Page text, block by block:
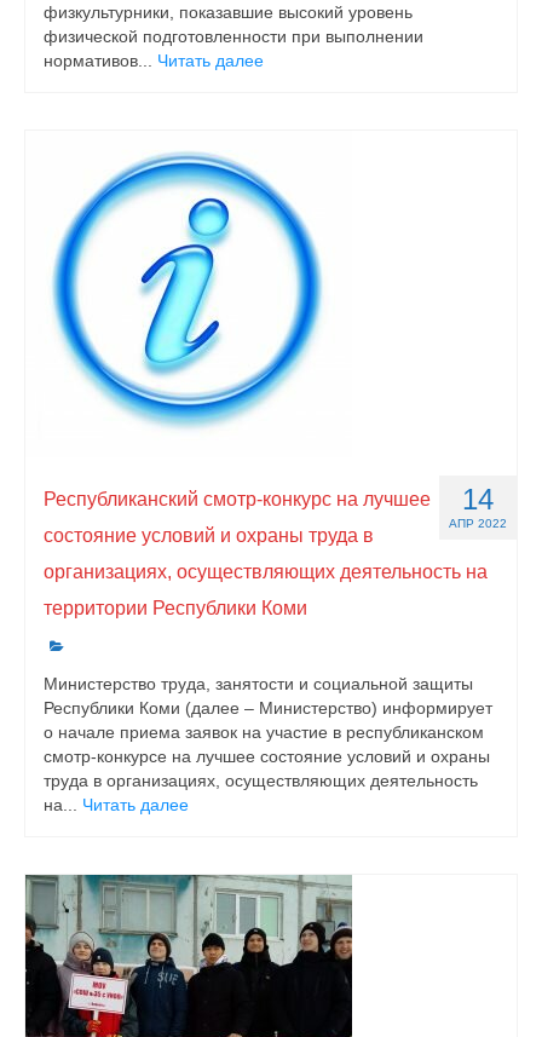
физкультурники, показавшие высокий уровень
физической подготовленности при выполнении
нормативов... Читать далее
14
АПР 2022
Республиканский смотр-конкурс на лучшее
состояние условий и охраны труда в
организациях, осуществляющих деятельность на
территории Республики Коми
Министерство труда, занятости и социальной защиты
Республики Коми (далее – Министерство) информирует
о начале приема заявок на участие в республиканском
смотр-конкурсе на лучшее состояние условий и охраны
труда в организациях, осуществляющих деятельность
на... Читать далее